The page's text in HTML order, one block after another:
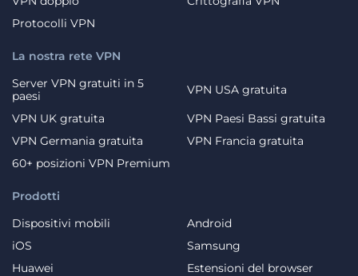
Protocolli VPN
Prodotti
Dispositivi mobili
Android
iOS
Samsung
Huawei
Estensioni del browser
La nostra rete VPN
Server VPN gratuiti in 5
paesi
VPN USA gratuita
VPN UK gratuita
VPN Paesi Bassi gratuita
VPN Germania gratuita
VPN Francia gratuita
60+ posizioni VPN Premium